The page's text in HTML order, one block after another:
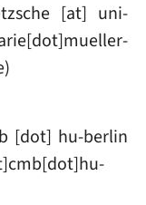
[at] uni-
[dot] hu-berlin